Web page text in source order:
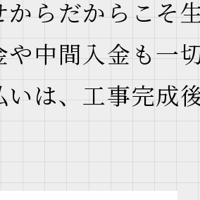
からだからこそ
や中間入金も一
いは、工事完成